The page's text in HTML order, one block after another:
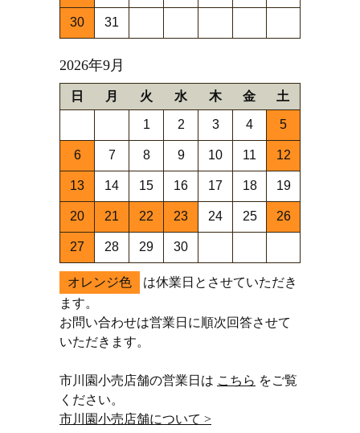
30 31
2026年9月
日 月 火 水 木 金 土
1 2 3 4 5
6 7 8 9 10 11 12
13 14 15 16 17 18 19
20 21 22 23 24 25 26
27 28 29 30
オレンジ色
は休業日とさせていただき
ます。
お問い合わせは営業日に順次回答させて
いただきます。
市川園小売店舗の営業日は こちら をご覧
ください。
市川園小売店舗について >